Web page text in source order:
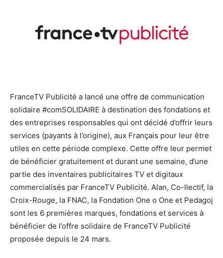
FranceTV Publicité a lancé une offre de communication
solidaire #comSOLIDAIRE à destination des fondations et
des entreprises responsables qui ont décidé d’offrir leurs
services (payants à l’origine), aux Français pour leur être
utiles en cette période complexe. Cette offre leur permet
de bénéficier gratuitement et durant une semaine, d’une
partie des inventaires publicitaires TV et digitaux
commercialisés par FranceTV Publicité. Alan, Co-llectif, la
Croix-Rouge, la FNAC, la Fondation One o One et Pedagoj
sont les 6 premières marques, fondations et services à
bénéficier de l’offre solidaire de FranceTV Publicité
proposée depuis le 24 mars.